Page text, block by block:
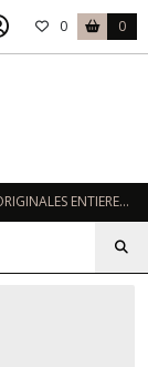
0 0
PLUS QU'UN VETEMENT, DES CREATIONS UNIQUES ET ORIGINALES ENTIEREMENT REALISEES A LA MAIN EN FRANCE